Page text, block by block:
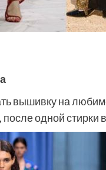
вышивку на
после одной